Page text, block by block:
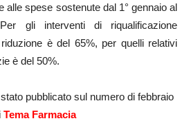
alle spese sostenute dal 1° gennaio al
gli interventi di riqualificazione
riduzione è del 65%, per quelli relativi
è del 50%.
pubblicato sul numero di febbraio
Tema Farmacia